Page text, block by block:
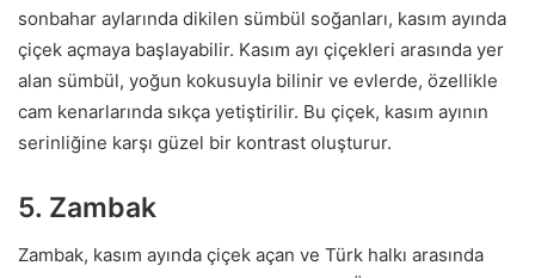
sonbahar aylarında dikilen sümbül soğanları, kasım ayında
çiçek açmaya başlayabilir. Kasım ayı çiçekleri arasında yer
alan sümbül, yoğun kokusuyla bilinir ve evlerde, özellikle
cam kenarlarında sıkça yetiştirilir. Bu çiçek, kasım ayının
serinliğine karşı güzel bir kontrast oluşturur.
5. Zambak
Zambak, kasım ayında çiçek açan ve Türk halkı arasında